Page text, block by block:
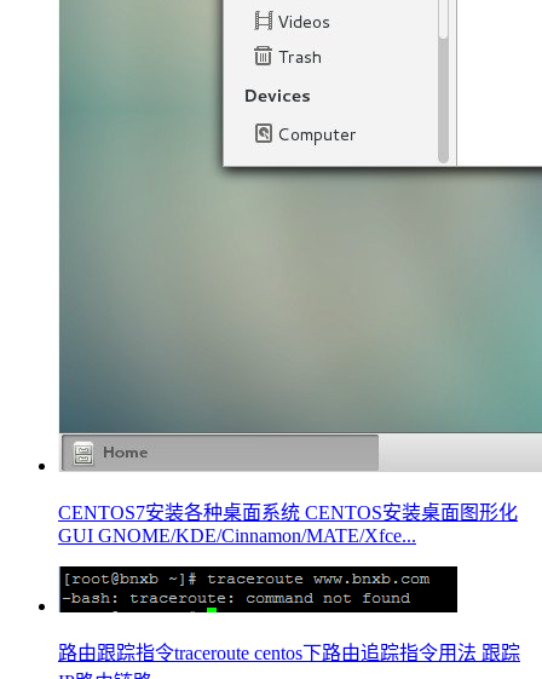
CENTOS7安装各种桌面系统 CENTOS安装桌面图形化
GUI GNOME/KDE/Cinnamon/MATE/Xfce...
路由跟踪指令traceroute centos下路由追踪指令用法 跟踪